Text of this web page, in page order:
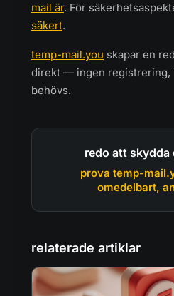
mail är. För
säkert.
temp-mail.you skapar en
direkt — ingen registrering,
behövs.
redo att skydda
prova temp-
omedelbart,
relaterade artiklar